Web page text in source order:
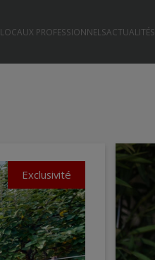
LOCAUX PROFESSIONNELSACTUALITÉS
Exclusivité